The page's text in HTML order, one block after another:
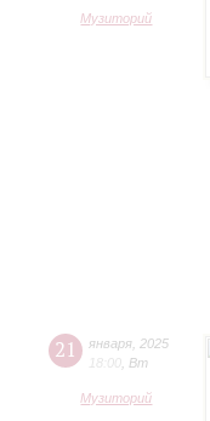
Музиторий
21 января 2025
18:00 Вт
Музиторий